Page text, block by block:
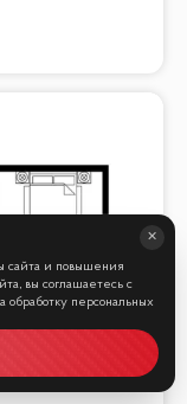
сайта и повышения
вы соглашаетесь с
обработку персональных